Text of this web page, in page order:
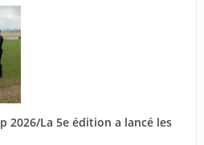
2026/La 5e édition a lancé les